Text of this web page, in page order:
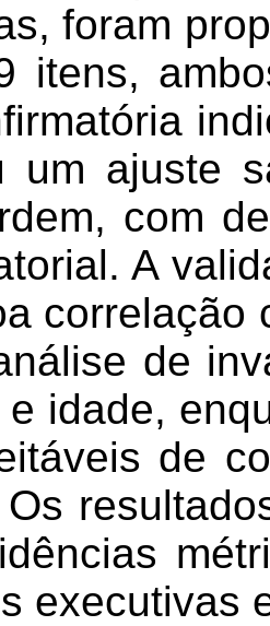
foram
itens,
um ajuste
com
. A
correlação
de
idade,
de
executivas